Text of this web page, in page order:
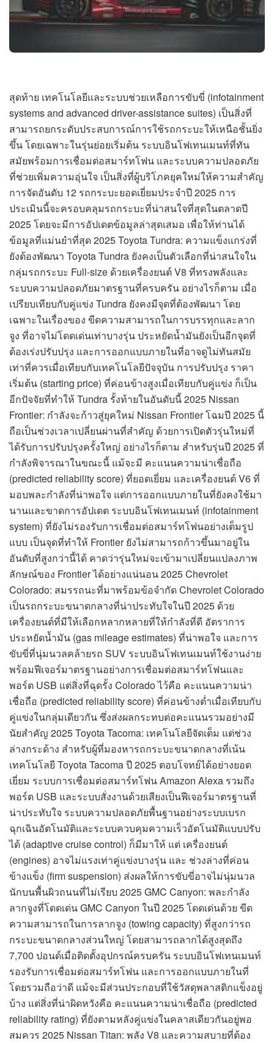
สุดท้าย เทคโนโลยีและระบบช่วยเหลือการขับขี่ (infotainment
systems and advanced driver-assistance suites) เป็นสิ่งที่
สามารถยกระดับประสบการณ์การใช้รถกระบะให้เหนือชั้นยิ่ง
ขึ้น โดยเฉพาะในรุ่นย่อยเริ่มต้น ระบบอินโฟเทนเมนท์ที่ทัน
สมัยพร้อมการเชื่อมต่อสมาร์ทโฟน และระบบความปลอดภัย
ที่ช่วยเพิ่มความอุ่นใจ เป็นสิ่งที่ผู้บริโภคยุคใหม่ให้ความสำคัญ
การจัดอันดับ 12 รถกระบะยอดเยี่ยมประจำปี 2025 การ
ประเมินนี้จะครอบคลุมรถกระบะที่น่าสนใจที่สุดในตลาดปี
2025 โดยจะมีการอัปเดตข้อมูลล่าสุดเสมอ เพื่อให้ท่านได้
ข้อมูลที่แม่นยำที่สุด 2025 Toyota Tundra: ความแข็งแกร่งที่
ยังต้องพัฒนา Toyota Tundra ยังคงเป็นตัวเลือกที่น่าสนใจใน
กลุ่มรถกระบะ Full-size ด้วยเครื่องยนต์ V8 ที่ทรงพลังและ
ระบบความปลอดภัยมาตรฐานที่ครบครัน อย่างไรก็ตาม เมื่อ
เปรียบเทียบกับคู่แข่ง Tundra ยังคงมีจุดที่ต้องพัฒนา โดย
เฉพาะในเรื่องของ ขีดความสามารถในการบรรทุกและลาก
จูง ที่อาจไม่โดดเด่นเท่าบางรุ่น ประหยัดน้ำมันยังเป็นอีกจุดที่
ต้องเร่งปรับปรุง และการออกแบบภายในที่อาจดูไม่ทันสมัย
เท่าที่ควรเมื่อเทียบกับเทคโนโลยีปัจจุบัน การปรับปรุง ราคา
เริ่มต้น (starting price) ที่ค่อนข้างสูงเมื่อเทียบกับคู่แข่ง ก็เป็น
อีกปัจจัยที่ทำให้ Tundra รั้งท้ายในอันดับนี้ 2025 Nissan
Frontier: กำลังจะก้าวสู่ยุคใหม่ Nissan Frontier โฉมปี 2025 นี้
ถือเป็นช่วงเวลาเปลี่ยนผ่านที่สำคัญ ด้วยการเปิดตัวรุ่นใหม่ที่
ได้รับการปรับปรุงครั้งใหญ่ อย่างไรก็ตาม สำหรับรุ่นปี 2025 ที่
กำลังพิจารณาในขณะนี้ แม้จะมี คะแนนความน่าเชื่อถือ
(predicted reliability score) ที่ยอดเยี่ยม และเครื่องยนต์ V6 ที่
มอบพละกำลังที่น่าพอใจ แต่การออกแบบภายในที่ยังคงใช้มา
นานและขาดการอัปเดต ระบบอินโฟเทนเมนท์ (infotainment
system) ที่ยังไม่รองรับการเชื่อมต่อสมาร์ทโฟนอย่างเต็มรูป
แบบ เป็นจุดที่ทำให้ Frontier ยังไม่สามารถก้าวขึ้นมาอยู่ใน
อันดับที่สูงกว่านี้ได้ คาดว่ารุ่นใหม่จะเข้ามาเปลี่ยนแปลงภาพ
ลักษณ์ของ Frontier ได้อย่างแน่นอน 2025 Chevrolet
Colorado: สมรรถนะที่มาพร้อมข้อจำกัด Chevrolet Colorado
เป็นรถกระบะขนาดกลางที่น่าประทับใจในปี 2025 ด้วย
เครื่องยนต์ที่มีให้เลือกหลากหลายที่ให้กำลังที่ดี อัตราการ
ประหยัดน้ำมัน (gas mileage estimates) ที่น่าพอใจ และการ
ขับขี่ที่นุ่มนวลคล้ายรถ SUV ระบบอินโฟเทนเมนท์ใช้งานง่าย
พร้อมฟีเจอร์มาตรฐานอย่างการเชื่อมต่อสมาร์ทโฟนและ
พอร์ต USB แต่สิ่งที่ฉุดรั้ง Colorado ไว้คือ คะแนนความน่า
เชื่อถือ (predicted reliability score) ที่ค่อนข้างต่ำเมื่อเทียบกับ
คู่แข่งในกลุ่มเดียวกัน ซึ่งส่งผลกระทบต่อคะแนนรวมอย่างมี
นัยสำคัญ 2025 Toyota Tacoma: เทคโนโลยีจัดเต็ม แต่ช่วง
ล่างกระด้าง สำหรับผู้ที่มองหารถกระบะขนาดกลางที่เน้น
เทคโนโลยี Toyota Tacoma ปี 2025 ตอบโจทย์ได้อย่างยอด
เยี่ยม ระบบการเชื่อมต่อสมาร์ทโฟน Amazon Alexa รวมถึง
พอร์ต USB และระบบสั่งงานด้วยเสียงเป็นฟีเจอร์มาตรฐานที่
น่าประทับใจ ระบบความปลอดภัยพื้นฐานอย่างระบบเบรก
ฉุกเฉินอัตโนมัติและระบบควบคุมความเร็วอัตโนมัติแบบปรับ
ได้ (adaptive cruise control) ก็มีมาให้ แต่ เครื่องยนต์
(engines) อาจไม่แรงเท่าคู่แข่งบางรุ่น และ ช่วงล่างที่ค่อน
ข้างแข็ง (firm suspension) ส่งผลให้การขับขี่อาจไม่นุ่มนวล
นักบนพื้นผิวถนนที่ไม่เรียบ 2025 GMC Canyon: พละกำลัง
ลากจูงที่โดดเด่น GMC Canyon ในปี 2025 โดดเด่นด้วย ขีด
ความสามารถในการลากจูง (towing capacity) ที่สูงกว่ารถ
กระบะขนาดกลางส่วนใหญ่ โดยสามารถลากได้สูงสุดถึง
7,700 ปอนด์เมื่อติดตั้งอุปกรณ์ครบครัน ระบบอินโฟเทนเมนท์
รองรับการเชื่อมต่อสมาร์ทโฟน และการออกแบบภายในที่
โดยรวมถือว่าดี แม้จะมีส่วนประกอบที่ใช้วัสดุพลาสติกแข็งอยู่
บ้าง แต่สิ่งที่น่าผิดหวังคือ คะแนนความน่าเชื่อถือ (predicted
reliability rating) ที่ยังตามหลังคู่แข่งในคลาสเดียวกันอยู่พอ
สมควร 2025 Nissan Titan: พลัง V8 และความสบายที่ต้อง